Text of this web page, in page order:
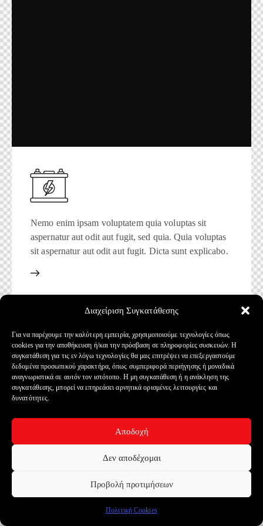
Διαχείριση Συγκατάθεσης
Για να παρέχουμε την καλύτερη εμπειρία, χρησιμοποιούμε τεχνολογίες όπως
cookies για την αποθήκευση ή/και την πρόσβαση σε πληροφορίες συσκευών. Η
συγκατάθεση για τις εν λόγω τεχνολογίες θα μας επιτρέψει να επεξεργαστούμε
δεδομένα προσωπικού χαρακτήρα, όπως συμπεριφορά περιήγησης ή μοναδικά
αναγνωριστικά σε αυτόν τον ιστότοπο. Η μη συγκατάθεση ή η ανάκληση της
συγκατάθεσης, μπορεί να επηρεάσει αρνητικά ορισμένες λειτουργίες και
δυνατότητες.
Αποδοχή
Δεν αποδέχομαι
Προβολή προτιμήσεων
Πολιτική Cookies
Nemo enim ipsam voluptatem quia voluptas sit
aspernatur aut odit aut fugit, sed quia. Quia voluptas
sit aspernatur aut odit aut fugit. Dicta sunt explicabo.